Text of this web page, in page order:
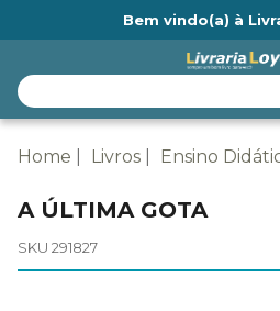
Bem vindo(a) à
Home Livros Ensino
A ÚLTIMA GOTA
SKU 291827